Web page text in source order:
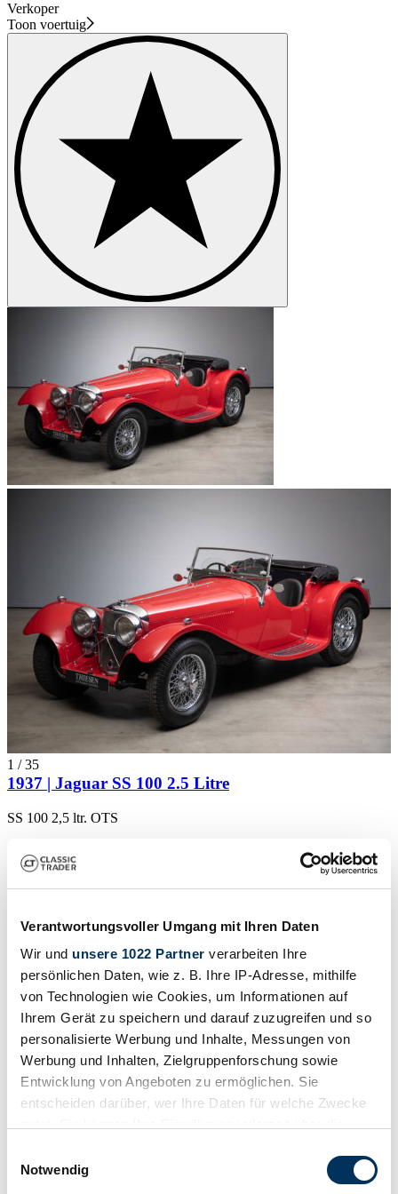
Verantwortungsvoller Umgang mit Ihren Daten
Wir und unsere 1022 Partner verarbeiten Ihre
persönlichen Daten, wie z. B. Ihre IP-Adresse, mithilfe
von Technologien wie Cookies, um Informationen auf
Ihrem Gerät zu speichern und darauf zuzugreifen und so
personalisierte Werbung und Inhalte, Messungen von
Werbung und Inhalten, Zielgruppenforschung sowie
Entwicklung von Angeboten zu ermöglichen. Sie
entscheiden darüber, wer Ihre Daten für welche Zwecke
Trigger Symbol ändern oder widerrufen
Notwendig
Verkoper
Toon voertuig
1 /35
1937 | Jaguar SS 100 2.5 Litre
SS 100 2,5 ltr. OTS
Carrosserie detail